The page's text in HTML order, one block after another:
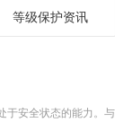
等级保护资讯
安全状态的能力。